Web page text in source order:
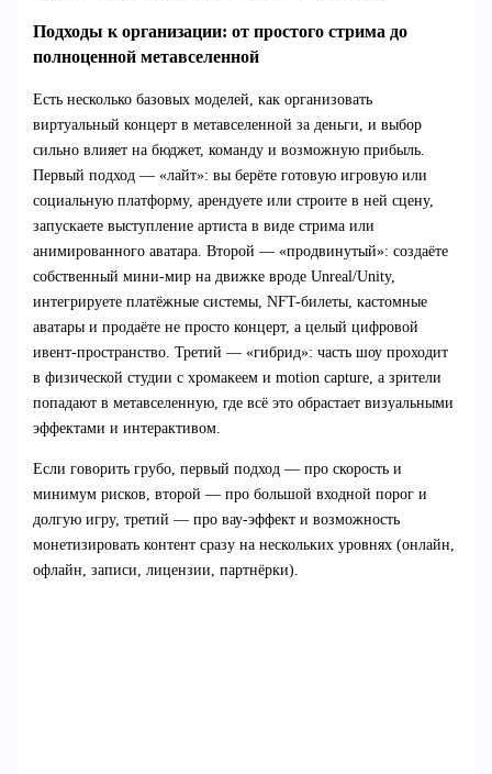
Подходы к организации: от простого стрима до
полноценной метавселенной
Есть несколько базовых моделей, как организовать
виртуальный концерт в метавселенной за деньги, и выбор
сильно влияет на бюджет, команду и возможную прибыль.
Первый подход — «лайт»: вы берёте готовую игровую или
социальную платформу, арендуете или строите в ней сцену,
запускаете выступление артиста в виде стрима или
анимированного аватара. Второй — «продвинутый»: создаёте
собственный мини-мир на движке вроде Unreal/Unity,
интегрируете платёжные системы, NFT-билеты, кастомные
аватары и продаёте не просто концерт, а целый цифровой
ивент-пространство. Третий — «гибрид»: часть шоу проходит
в физической студии с хромакеем и motion capture, а зрители
попадают в метавселенную, где всё это обрастает визуальными
эффектами и интерактивом.
Если говорить грубо, первый подход — про скорость и
минимум рисков, второй — про большой входной порог и
долгую игру, третий — про вау-эффект и возможность
монетизировать контент сразу на нескольких уровнях (онлайн,
офлайн, записи, лицензии, партнёрки).